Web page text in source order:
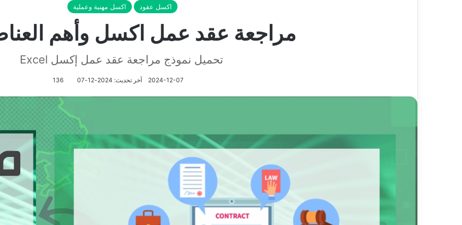
اكسل عقود اكسل مهنية وعملية
مراجعة عقد عمل اكسل وأهم
تحميل نموذج مراجعة عقد عمل إكسل Excel
2024-12-07 آخر تحديث: 2024-12-07 136